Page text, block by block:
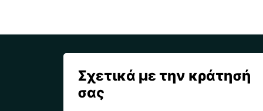
Σχετικά με την κράτησή
σας